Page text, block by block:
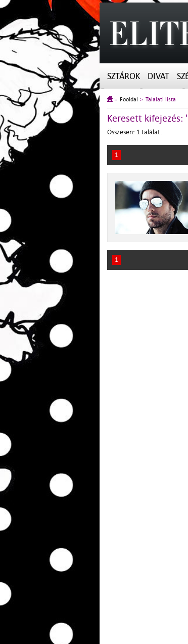
SZTÁROK DIVAT
Főoldal Találati lista
Keresett kifejezés:
Összesen: 1 találat.
1
1